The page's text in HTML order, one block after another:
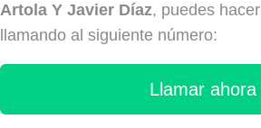
Artola Y Javier Díaz, puedes
llamando al siguiente número:
Llamar ahora